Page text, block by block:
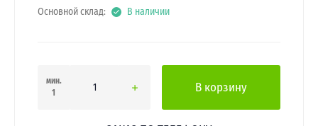
Основной склад: В наличии
мин.
1
В корзину